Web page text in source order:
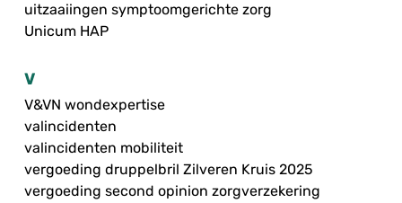
uitzaaiingen symptoomgerichte zorg
Unicum HAP
V
V&VN wondexpertise
valincidenten
valincidenten mobiliteit
vergoeding druppelbril Zilveren Kruis 2025
vergoeding second opinion zorgverzekering